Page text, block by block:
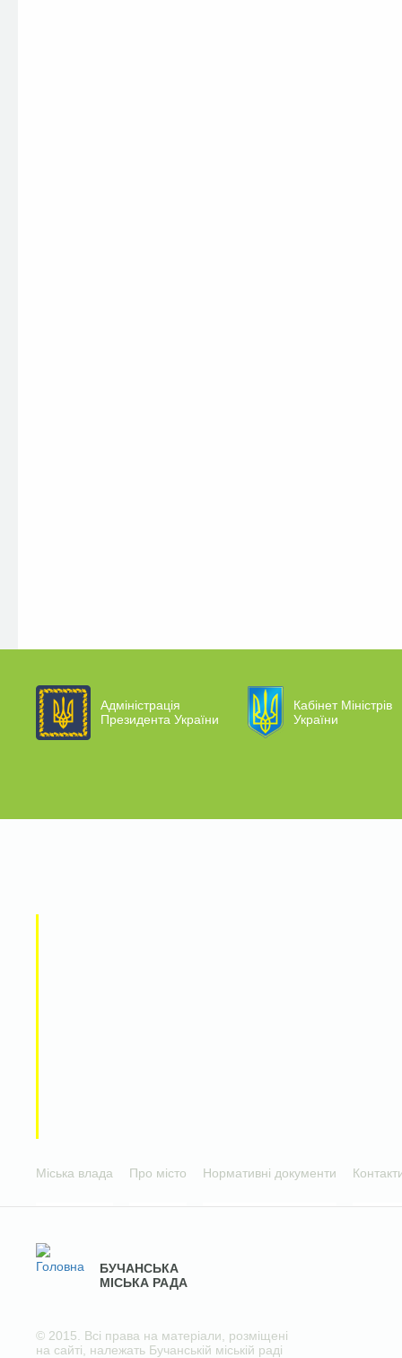
Адміністрація
Президента України
Кабінет Міністрів
України
Міська влада Про місто Нормативні документи
БУЧАНСЬКА
МІСЬКА РАДА
© 2015. Всі права на матеріали, розміщені
на сайті, належать Бучанській міській раді